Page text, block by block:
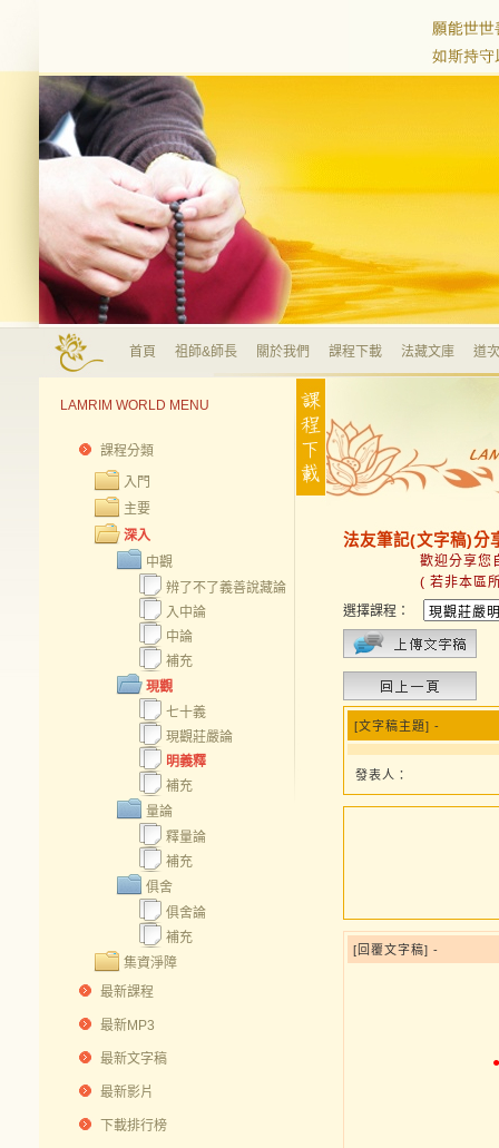
首頁 祖師&師長 關於我們 課程下載 法藏文庫 道
LAMRIM WORLD MENU
課程分類
入門
主要
深入
中觀
辨了不了義善說藏論
入中論
中論
補充
現觀
七十義
現觀莊嚴論
明義釋
補充
量論
釋量論
補充
俱舍
俱舍論
補充
集資淨障
最新課程
最新MP3
最新文字稿
最新影片
下載排行榜
法友筆記(文字稿)分
歡迎分享您自己的
( 若非本區所屬文
選擇課程：
[文字稿主題] -
發表人：
[回覆文字稿] -
●